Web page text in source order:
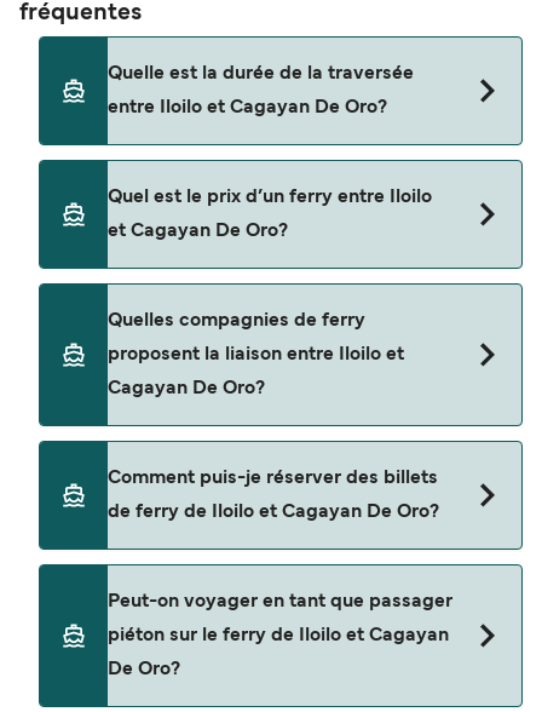
fréquentes
Quelle est la durée de la traversée
entre Iloilo et Cagayan De Oro?
est d'environ 13 heures. La durée des traversées
peut varier d'une saison à l'autre. Nous vous
conseillons donc de vérifier ce qu'il en est, pour le
Quel est le prix d’un ferry entre Iloilo
et Cagayan De Oro?
prix moyen de Iloilo à Cagayan De Oro est de
$146. Prix hors frais de réservation.
Quelles compagnies de ferry
proposent la liaison entre Iloilo et
Cagayan De Oro?
Travel.
Comment puis-je réserver des billets
de ferry de Iloilo et Cagayan De Oro?
consultez notre page d'offres pour consulter les
dernières promotions disponibles.
Peut-on voyager en tant que passager
piéton sur le ferry de Iloilo et Cagayan
De Oro?